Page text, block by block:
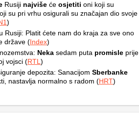
Rusiji najviše će osjetiti oni koji su
su pri vrhu osigurali su značajan dio svoje
)
Rusiji: Platit ćete nam do kraja za sve ono
države (Index)
Neka sedam puta promisle prije
vojsci (RTL)
depozita: Sanacijom Sberbanke
nastavlja normalno s radom (HRT)